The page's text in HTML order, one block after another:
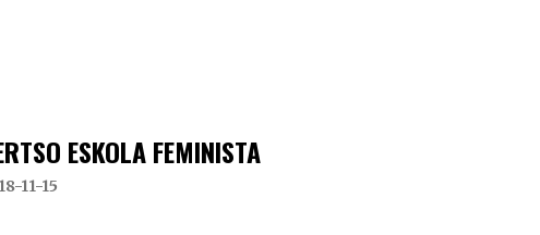
ESKOLA FEMINISTA
11-15